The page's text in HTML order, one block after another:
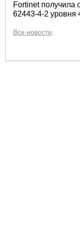
Fortinet получила
62443-4-2 уровня
Все новости